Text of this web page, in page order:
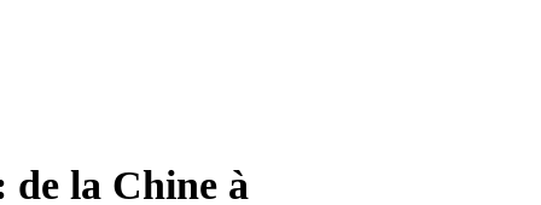
de la Chine à